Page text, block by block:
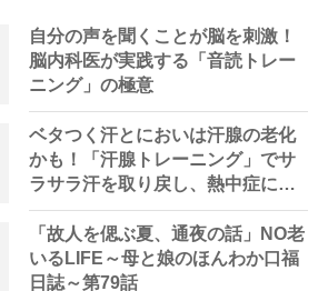
自分の声を聞くことが脳を刺激！
脳内科医が実践する「音読トレー
ニング」の極意
ベタつく汗とにおいは汗腺の老化
かも！「汗腺トレーニング」でサ
ラサラ汗を取り戻し、熱中症に負
けない体へ
「故人を偲ぶ夏、通夜の話」NO老
いるLIFE～母と娘のほんわか口福
日誌～第79話